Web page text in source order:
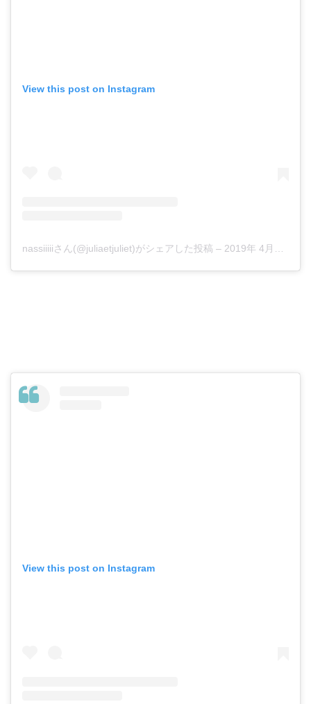
View this post on Instagram
nassiiiiiさん(@juliaetjuliet)がシェアした投稿 – 2019年 4月月11日午前7時05分PDT
View this post on Instagram